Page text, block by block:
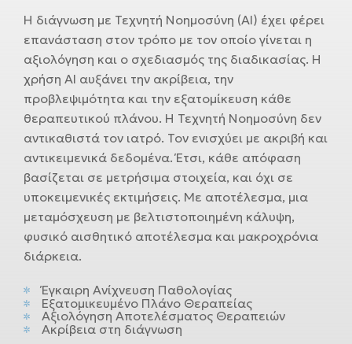
Η διάγνωση με Τεχνητή Νοημοσύνη (AI) έχει φέρει
επανάσταση στον τρόπο με τον οποίο γίνεται η
αξιολόγηση και ο σχεδιασμός της διαδικασίας. Η
χρήση AI αυξάνει την ακρίβεια, την
προβλεψιμότητα και την εξατομίκευση κάθε
θεραπευτικού πλάνου. Η Τεχνητή Νοημοσύνη δεν
αντικαθιστά τον ιατρό. Τον ενισχύει με ακριβή και
αντικειμενικά δεδομένα. Έτσι, κάθε απόφαση
βασίζεται σε μετρήσιμα στοιχεία, και όχι σε
υποκειμενικές εκτιμήσεις. Με αποτέλεσμα, μια
μεταμόσχευση με βελτιστοποιημένη κάλυψη,
φυσικό αισθητικό αποτέλεσμα και μακροχρόνια
διάρκεια.
Έγκαιρη Ανίχνευση Παθολογίας
Εξατομικευμένο Πλάνο Θεραπείας
Αξιολόγηση Αποτελέσματος Θεραπειών
Ακρίβεια στη διάγνωση